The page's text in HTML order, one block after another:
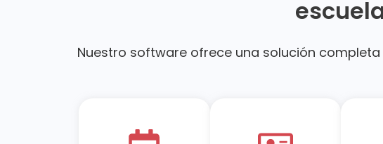
Nuestro software ofrece una solución